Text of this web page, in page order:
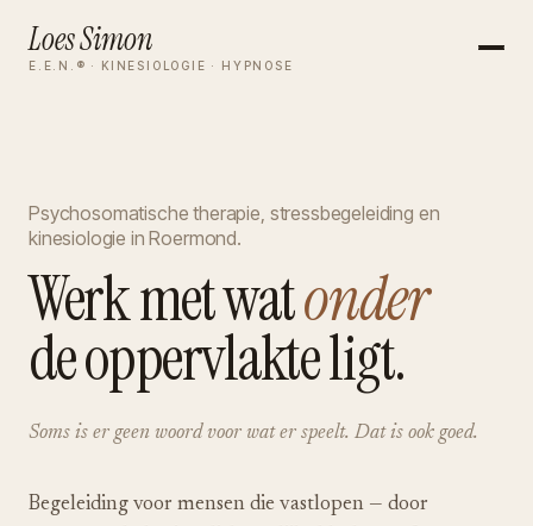
Loes Simon
E.E.N.® · KINESIOLOGIE · HYPNOSE
Psychosomatische therapie, stressbegeleiding en
kinesiologie in Roermond.
Werk met watonder
de oppervlakte ligt.
Soms is er geen woord voor wat er speelt. Dat is ook goed.
Begeleiding voor mensen die vastlopen — door